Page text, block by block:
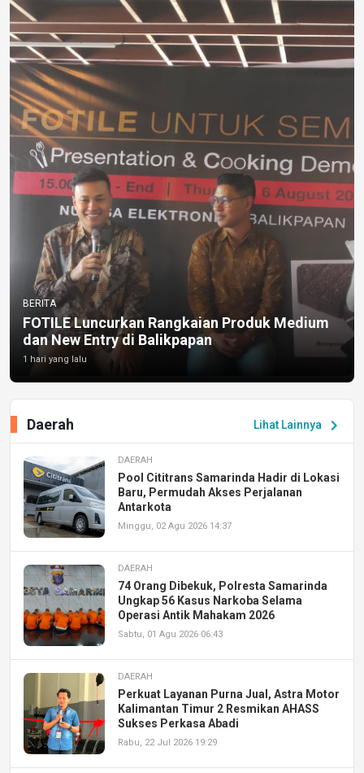
BERITA
FOTILE Luncurkan Rangkaian Produk Medium
dan New Entry di Balikpapan
1 hari yang lalu
Lihat Lainnya chevron_right
Daerah
DAERAH
Pool Cititrans Samarinda Hadir di Lokasi
Baru, Permudah Akses Perjalanan
Antarkota
Minggu, 02 Agu 2026 14:37
DAERAH
74 Orang Dibekuk, Polresta Samarinda
Ungkap 56 Kasus Narkoba Selama
Operasi Antik Mahakam 2026
Sabtu, 01 Agu 2026 06:43
DAERAH
Perkuat Layanan Purna Jual, Astra Motor
Kalimantan Timur 2 Resmikan AHASS
Sukses Perkasa Abadi
Rabu, 22 Jul 2026 19:29